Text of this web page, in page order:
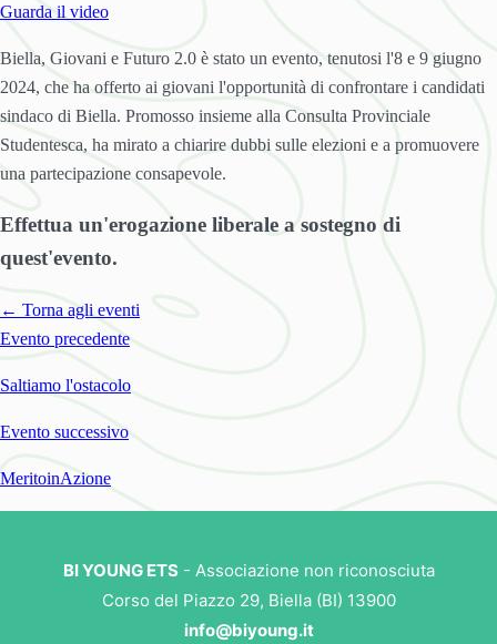
Guarda il video
Biella, Giovani e Futuro 2.0 è stato un evento, tenutosi l'8 e 9 giugno
2024, che ha offerto ai giovani l'opportunità di confrontare i candidati
sindaco di Biella. Promosso insieme alla Consulta Provinciale
Studentesca, ha mirato a chiarire dubbi sulle elezioni e a promuovere
una partecipazione consapevole.
Effettua un'erogazione liberale a sostegno di
quest'evento.
← Torna agli eventi
Evento precedente
Saltiamo l'ostacolo
Evento successivo
MeritoinAzione
BI YOUNG ETS- Associazione non riconosciuta
Corso del Piazzo 29, Biella (BI) 13900
info@biyoung.it